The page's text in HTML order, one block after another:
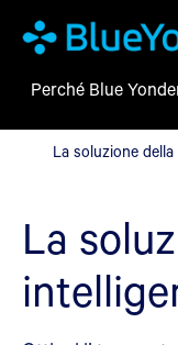
La soluzione della
Perché Blue
La soluzione
La